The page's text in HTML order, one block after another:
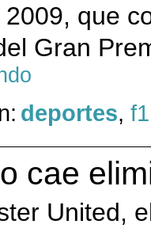
que
Gran
deportes, f1
cae
United,